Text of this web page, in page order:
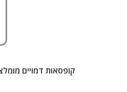
קופסאות דמויים